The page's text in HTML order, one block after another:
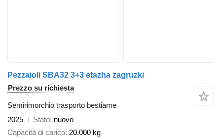
Pezzaioli SBA32 3+3 etazha zagruzki
Prezzo su richiesta
Semirimorchio trasporto bestiame
2025
Stato nuovo
Capacità di carico 20.000 kg